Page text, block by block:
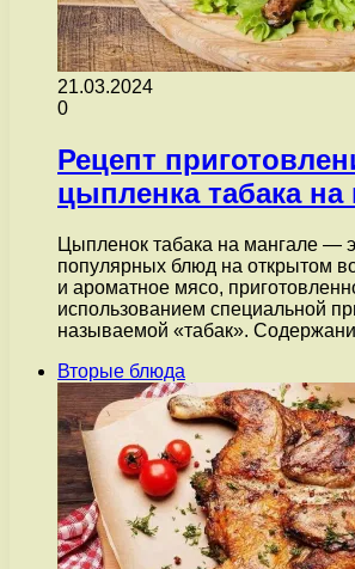
21.03.2024
0
Рецепт
цыпленка табака на
Цыпленок табака на мангале —
популярных блюд на открытом
и ароматное мясо,
использованием специальной
называемой «табак».
Вторые блюда